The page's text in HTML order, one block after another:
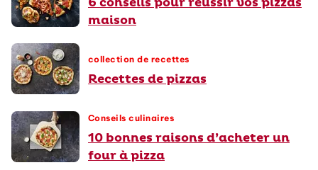
maison
collection de recettes
Recettes de pizzas
Conseils culinaires
10 bonnes raisons d’acheter un
four à pizza